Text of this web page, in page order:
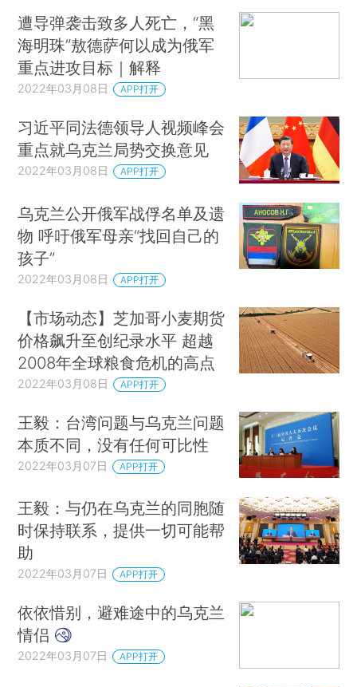
遭导弹袭击致多人死亡，“黑
海明珠”敖德萨何以成为俄军
重点进攻目标｜解释
2022年03月08日 APP打开
习近平同法德领导人视频峰会
重点就乌克兰局势交换意见
2022年03月08日 APP打开
乌克兰公开俄军战俘名单及遗
物 呼吁俄军母亲“找回自己的
孩子”
2022年03月08日 APP打开
【市场动态】芝加哥小麦期货
价格飙升至创纪录水平 超越
2008年全球粮食危机的高点
2022年03月08日 APP打开
王毅：台湾问题与乌克兰问题
本质不同，没有任何可比性
2022年03月07日 APP打开
王毅：与仍在乌克兰的同胞随
时保持联系，提供一切可能帮
助
2022年03月07日 APP打开
依依惜别，避难途中的乌克兰
情侣
2022年03月07日 APP打开